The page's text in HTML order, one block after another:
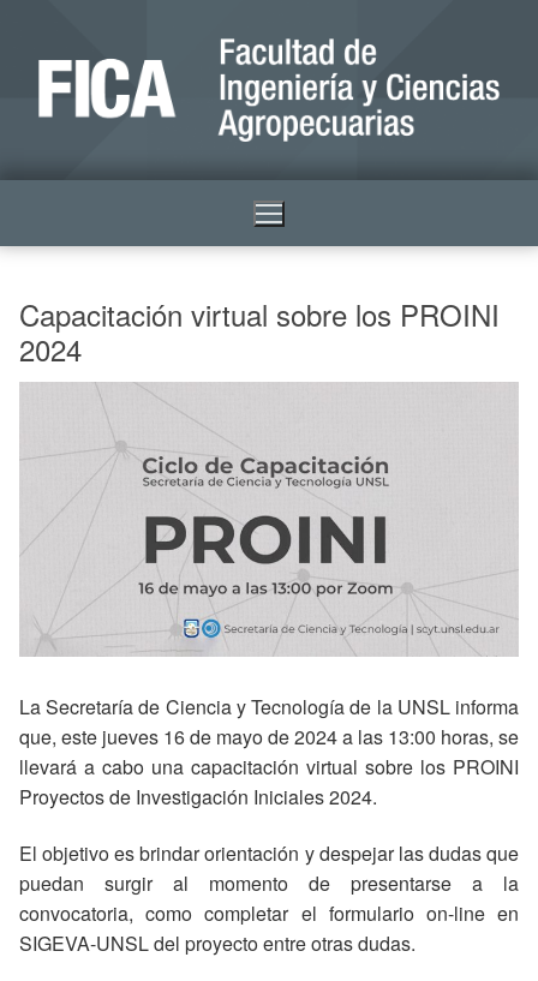
Capacitación virtual sobre los PROINI
2024
La Secretaría de Ciencia y Tecnología de la UNSL informa
que, este jueves 16 de mayo de 2024 a las 13:00 horas, se
llevará a cabo una capacitación virtual sobre los PROINI
Proyectos de Investigación Iniciales 2024.
El objetivo es brindar orientación y despejar las dudas que
puedan surgir al momento de presentarse a la
convocatoria, como completar el formulario on-line en
SIGEVA-UNSL del proyecto entre otras dudas.